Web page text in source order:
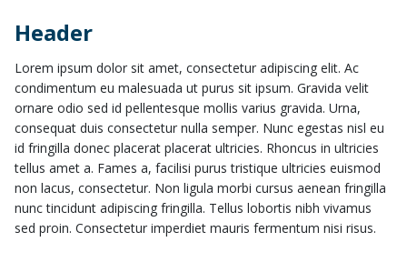
Header
Lorem ipsum dolor sit amet, consectetur adipiscing elit. Ac
condimentum eu malesuada ut purus sit ipsum. Gravida velit
ornare odio sed id pellentesque mollis varius gravida. Urna,
consequat duis consectetur nulla semper. Nunc egestas nisl eu
id fringilla donec placerat placerat ultricies. Rhoncus in ultricies
tellus amet a. Fames a, facilisi purus tristique ultricies euismod
non lacus, consectetur. Non ligula morbi cursus aenean fringilla
nunc tincidunt adipiscing fringilla. Tellus lobortis nibh vivamus
sed proin. Consectetur imperdiet mauris fermentum nisi risus.